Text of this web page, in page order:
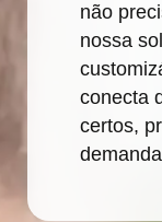
não
nossa
conecta
certos,